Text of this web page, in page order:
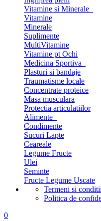
Vitamine si Minerale
Vitamine
Minerale
Suplimente
MultiVitamine
Vitamine pt Ochi
Medicina Sportiva
Plasturi si bandaje
Traumatisme locale
Concentrate proteice
Masa musculara
Protectia articulatiilor
Alimente
Condimente
Sucuri Lapte
Ceareale
Legume Fructe
Ulei
Seminte
Fructe Legume Uscate
Termeni si conditii
Politica de
0